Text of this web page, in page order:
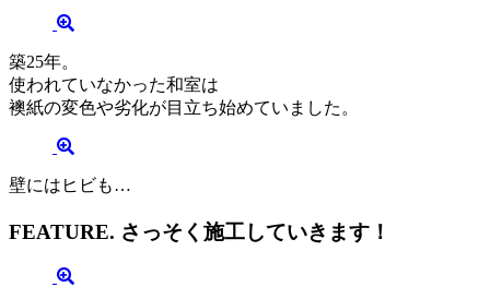
築25年。
使われていなかった和室は
襖紙の変色や劣化が目立ち始めていました。
壁にはヒビも…
FEATURE. さっそく施工していきます！